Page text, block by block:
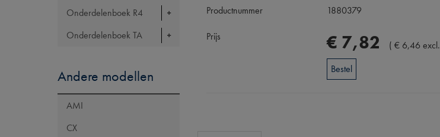
Onderdelenboek R4
Onderdelenboek TA
Andere modellen
AMI
CX
Productnummer 1880379
Prijs € 7,82 (€ 6,46
Bestel